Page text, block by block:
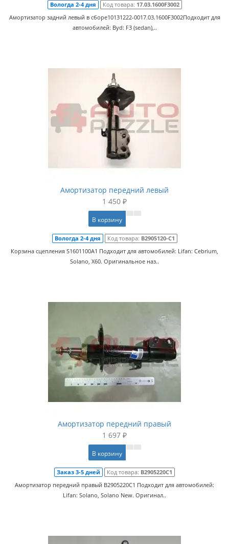
Вологда 2-4 дня Код товара: 17.03.1600F3002
Амортизатор задний левый в сборе10131222-0017.03.1600F3002Подходит для
автомобилей: Byd: F3 (sedan),..
Амортизатор передний левый
1 450 ₽
В корзину
Вологда 2-4 дня Код товара: B2905120-C1
Корзина сцепления S1601100A1 Подходит для автомобилей: Lifan: Cebrium,
Solano, X60. Оригинальное наз..
Амортизатор передний правый
1 697 ₽
В корзину
Заказ 3-5 дней Код товара: B2905220C1
Амортизатор передний правый B2905220C1 Подходит для автомобилей:
Lifan: Solano, Solano New. Оригинал..